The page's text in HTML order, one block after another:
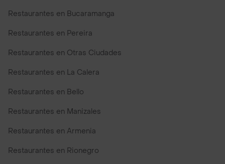
Restaurantes en Bucaramanga
Restaurantes en Pereira
Restaurantes en Otras Ciudades
Restaurantes en La Calera
Restaurantes en Bello
Restaurantes en Manizales
Restaurantes en Armenia
Restaurantes en Rionegro